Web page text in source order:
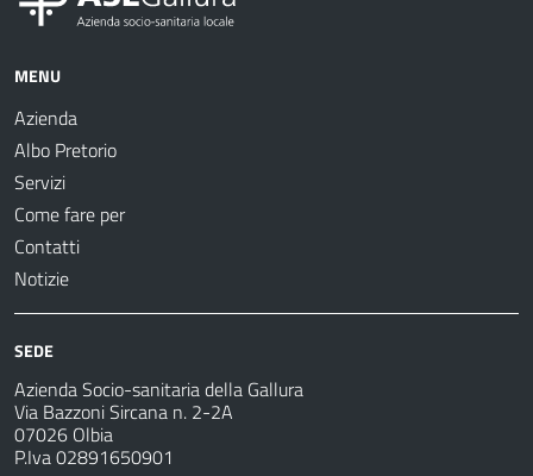
MENU
Azienda
Albo Pretorio
Servizi
Come fare per
Contatti
Notizie
SEDE
Azienda Socio-sanitaria della Gallura
Via Bazzoni Sircana n. 2-2A
07026 Olbia
P.Iva 02891650901